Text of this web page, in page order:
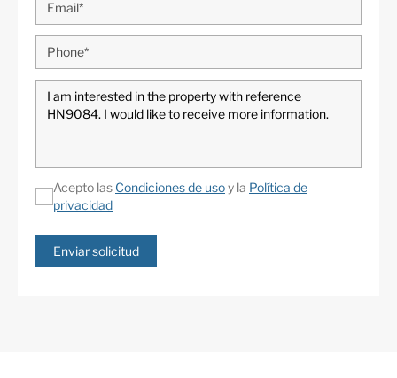
Acepto las Condiciones de usoy la Política de
privacidad
Enviar solicitud